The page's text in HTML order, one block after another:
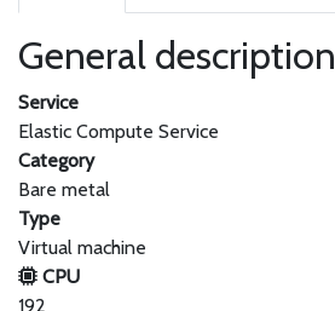
General description
Service
Elastic Compute Service
Category
Bare metal
Type
Virtual machine
CPU
192